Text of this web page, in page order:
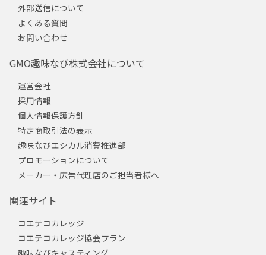
外部送信について
よくある質問
お問い合わせ
GMO趣味なび株式会社について
運営会社
採用情報
個人情報保護方針
特定商取引法の表示
趣味なびエシカル消費推進部
プロモーションについて
メーカー・広告代理店のご担当者様へ
関連サイト
コエテコカレッジ
コエテコカレッジ協会プラン
趣味なびキャスティング